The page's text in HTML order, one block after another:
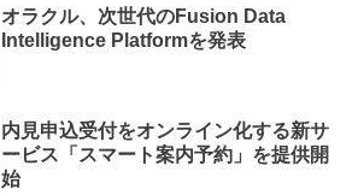
オラクル、次世代のFusion Data
Intelligence Platformを発表
内見申込受付をオンライン化する新サ
ービス「スマート案内予約」を提供開
始